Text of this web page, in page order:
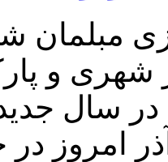
مبلمان
و
سال
در